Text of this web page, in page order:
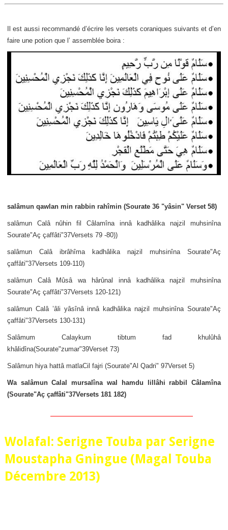
Il est aussi recommandé d’écrire les versets coraniques suivants et d’en
faire une potion que l’ assemblée boira :
salâmun qawlan min rabbin rahîmin (Sourate 36 "yâsin" Verset 58)
salâmun Calâ nûhin fil Câlamîna innâ kadhâlika najzil muhsinîna
Sourate"Aç çaffâti"37Versets 79 -80))
salâmun Calâ ibrâhîma kadhâlika najzil muhsinîna Sourate"Aç
çaffâti"37Versets 109-110)
salâmun Calâ Mûsâ wa hârûnal innâ kadhâlika najzil muhsinîna
Sourate"Aç çaffâti"37Versets 120-121)
salâmun Calâ ’âli yâsînâ innâ kadhâlika najzil muhsinîna Sourate"Aç
çaffâti"37Versets 130-131)
Salâmum Calaykum tibtum fad khulûhâ
khâlidîna(Sourate"zumar"39Verset 73)
Salâmun hiya hattâ matlaCil fajri (Sourate"Al Qadri" 97Verset 5)
Wa salâmun Calal mursalîna wal hamdu lillâhi rabbil Câlamîna
(Sourate"Aç çaffâti"37Versets 181 182)
Wolafal: Serigne Touba par Serigne
Moustapha Gningue (Magal Touba
Décembre 2013)